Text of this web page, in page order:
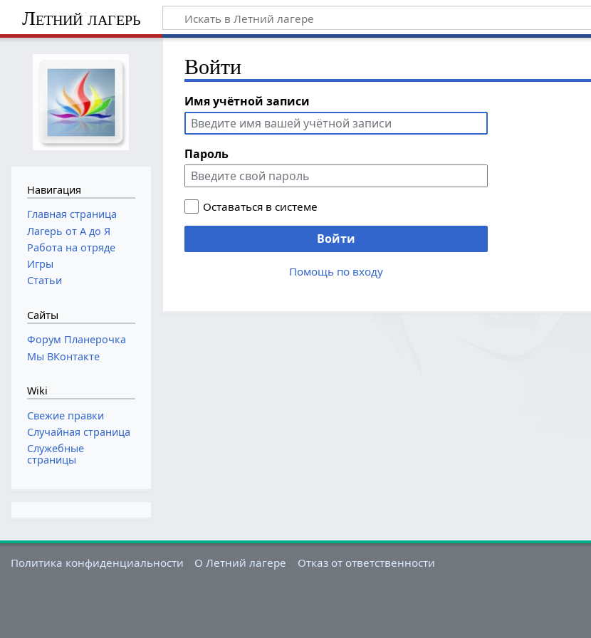
Летний лагерь
Войти
Имя учётной записи
Пароль
Оставаться в системе
Войти
Помощь по входу
Навигация
Главная страница
Лагерь от А до Я
Работа на отряде
Игры
Статьи
Сайты
Форум Планерочка
Мы ВКонтакте
Wiki
Свежие правки
Случайная страница
Служебные
страницы
Политика конфиденциальности О Летний лагере Отказ от ответственности